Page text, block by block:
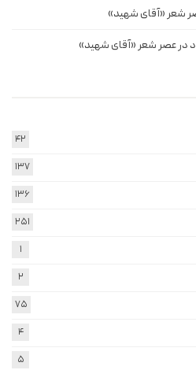
شعر «آقای شهید»
در عصر شعر «آقای شهید»
42
137
136
251
1
2
75
4
5